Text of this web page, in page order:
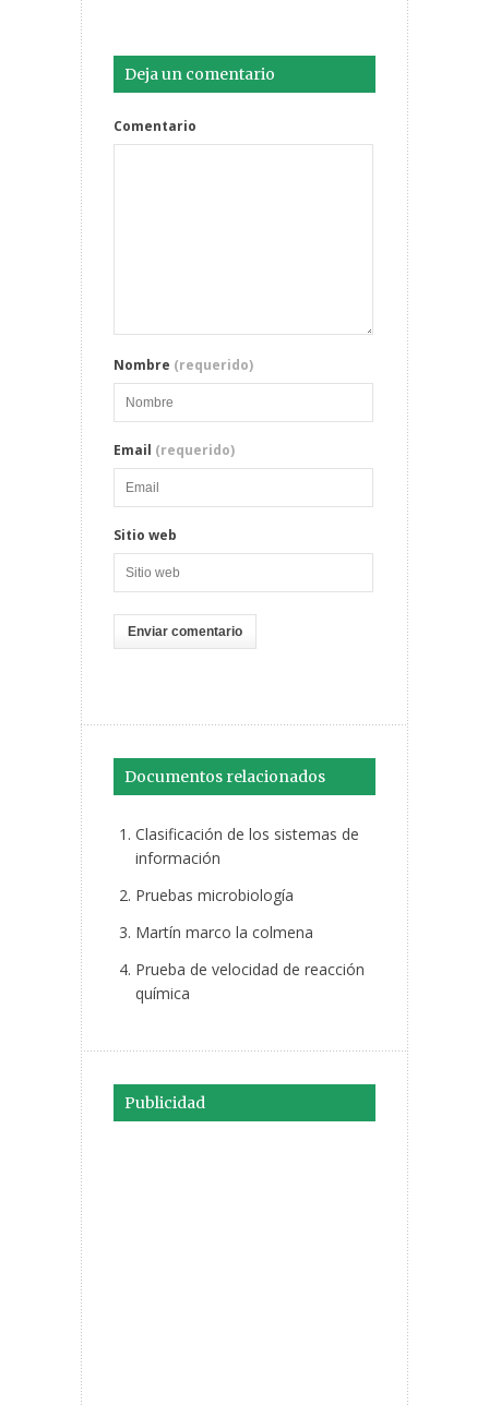
Deja un comentario
Comentario
Nombre (requerido)
Email (requerido)
Sitio web
Documentos relacionados
Clasificación de los sistemas de
información
Pruebas microbiología
Martín marco la colmena
Prueba de velocidad de reacción
química
Publicidad